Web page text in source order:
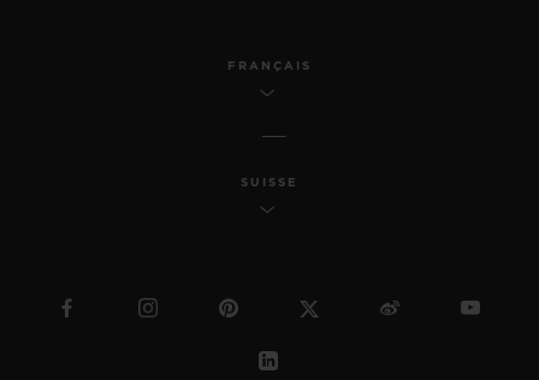
FRANÇAIS
SUISSE